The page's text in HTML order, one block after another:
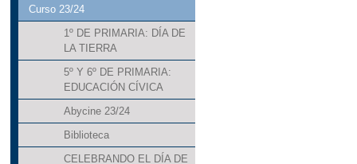
Curso 23/24
1º DE PRIMARIA: DÍA DE
LA TIERRA
5º Y 6º DE PRIMARIA:
EDUCACIÓN CÍVICA
Abycine 23/24
Biblioteca
CELEBRANDO EL DÍA DE